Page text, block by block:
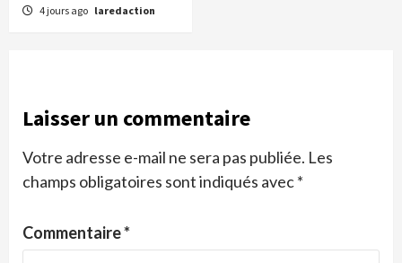
4 jours ago laredaction
Laisser un commentaire
Votre adresse e-mail ne sera pas publiée. Les
champs obligatoires sont indiqués avec*
Commentaire*